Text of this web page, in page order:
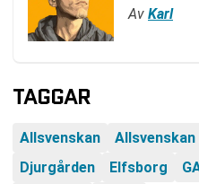
Av Karl
TAGGAR
Allsvenskan Allsvenskan
Djurgården
Elfsborg